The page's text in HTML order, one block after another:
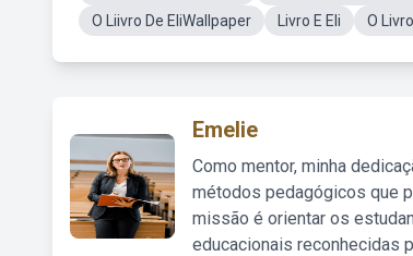
O Liivro De EliWallpaper
Livro E Eli O
Emelie
Como mentor, minha
métodos pedagógicos que
missão é orientar os
educacionais reconhecidas